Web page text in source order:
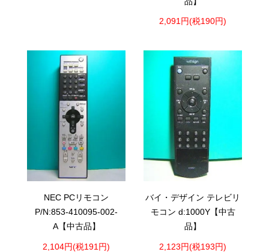
2,091円(税190円)
NEC PCリモコン
P/N:853-410095-002-
A【中古品】
2,104円(税191円)
バイ・デザイン テレビリ
モコン d:1000Y【中古
品】
2,123円(税193円)